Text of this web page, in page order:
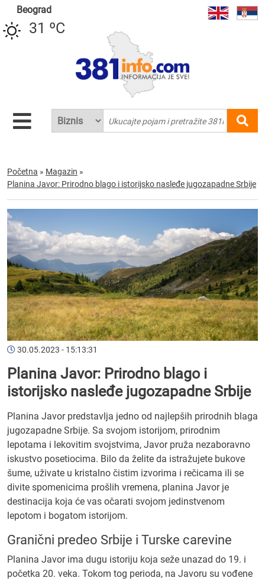
Beograd
31 ºC
Početna » Magazin »
Planina Javor: Prirodno blago i istorijsko nasleđe jugozapadne Srbije
30.05.2023 - 15:13:31
Planina Javor: Prirodno blago i
istorijsko nasleđe jugozapadne Srbije
Planina Javor predstavlja jedno od najlepših prirodnih blaga
jugozapadne Srbije. Sa svojom istorijom, prirodnim
lepotama i lekovitim svojstvima, Javor pruža nezaboravno
iskustvo posetiocima. Bilo da želite da istražujete bukove
šume, uživate u kristalno čistim izvorima i rečicama ili se
divite spomenicima prošlih vremena, planina Javor je
destinacija koja će vas očarati svojom jedinstvenom
lepotom i bogatom istorijom.
Granični predeo Srbije i Turske carevine
Planina Javor ima dugu istoriju koja seže unazad do 19. i
početka 20. veka. Tokom tog perioda, na Javoru su vođene